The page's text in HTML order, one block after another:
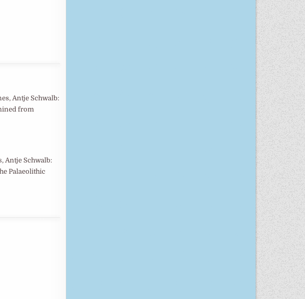
Antje Schwalb:
from
Antje Schwalb:
Palaeolithic